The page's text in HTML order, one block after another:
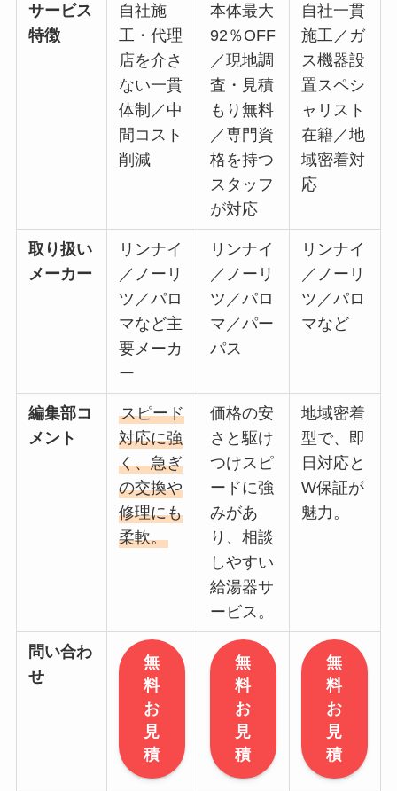
サービス
特徴
自社施
工・代理
店を介さ
ない一貫
体制／中
間コスト
削減
本体最大
92％OFF
／現地調
査・見積
もり無料
／専門資
格を持つ
スタッフ
が対応
自社一貫
施工／ガ
ス機器設
置スペシ
ャリスト
在籍／地
域密着対
応
取り扱い
メーカー
リンナイ
／ノーリ
ツ／パロ
マなど主
要メーカ
ー
リンナイ
／ノーリ
ツ／パロ
マ／パー
パス
リンナイ
／ノーリ
ツ／パロ
マなど
編集部コ
メント
スピード
対応に強
く、急ぎ
の交換や
修理にも
柔軟。
価格の安
さと駆け
つけスピ
ードに強
みがあ
り、相談
しやすい
給湯器サ
ービス。
地域密着
型で、即
日対応と
W保証が
魅力。
問い合わ
せ
無
料
お
見
積
無
料
お
見
積
無
料
お
見
積